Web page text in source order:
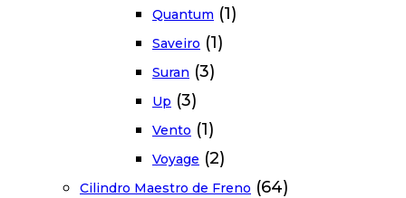
Quantum (1)
Saveiro (1)
Suran (3)
Up (3)
Vento (1)
Voyage (2)
Cilindro Maestro de Freno (64)